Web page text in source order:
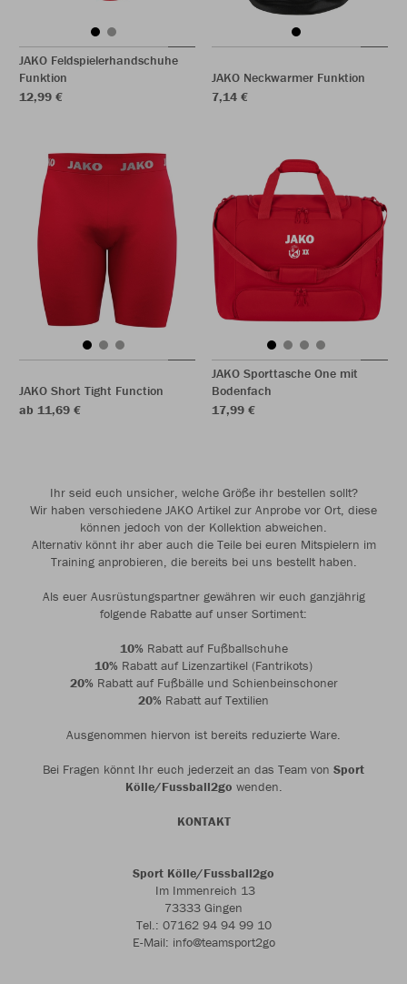
JAKO Feldspielerhandschuhe
Funktion
12,99 €
JAKO Neckwarmer Funktion
7,14 €
JAKO Short Tight Function
ab 11,69 €
JAKO Sporttasche One mit
Bodenfach
17,99 €
Ihr seid euch unsicher, welche Größe ihr bestellen sollt?
Wir haben verschiedene JAKO Artikel zur Anprobe vor Ort, diese
können jedoch von der Kollektion abweichen.
Alternativ könnt ihr aber auch die Teile bei euren Mitspielern im
Training anprobieren, die bereits bei uns bestellt haben.
Als euer Ausrüstungspartner gewähren wir euch ganzjährig
folgende Rabatte auf unser Sortiment:
10%Rabatt auf Fußballschuhe
10% Rabatt auf Lizenzartikel (Fantrikots)
20%Rabatt auf Fußbälle und Schienbeinschoner
20% Rabatt auf Textilien
Ausgenommen hiervon ist bereits reduzierte Ware.
Bei Fragen könnt Ihr euch jederzeit an das Team von Sport
Kölle/Fussball2go wenden.
KONTAKT
Sport Kölle/Fussball2go
Im Immenreich 13
73333 Gingen
Tel.: 07162 94 94 99 10
E-Mail: info@teamsport2go